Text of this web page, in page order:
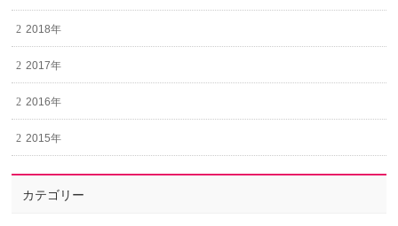
2018年
2017年
2016年
2015年
カテゴリー